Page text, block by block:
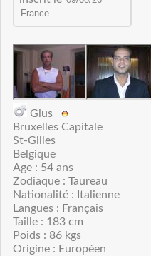
Gius
Bruxelles Capitale
St-Gilles
Belgique
Age : 54 ans
Zodiaque : Taureau
Nationalité : Italienne
Langues : Français
Taille : 183 cm
Poids : 86 kgs
Origine : Européen